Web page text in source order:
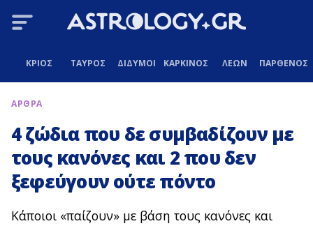
ΚΡΙΟΣ ΤΑΥΡΟΣ ΔΙΔΥΜΟΙ ΚΑΡΚΙΝΟΣ ΛΕΩΝ ΠΑΡΘΕΝΟΣ
ΑΡΘΡΑ
4 ζώδια που δε συμβαδίζουν με
τους κανόνες και 2 που δεν
ξεφεύγουν ούτε πόντο
Κάποιοι «παίζουν» με βάση τους κανόνες και